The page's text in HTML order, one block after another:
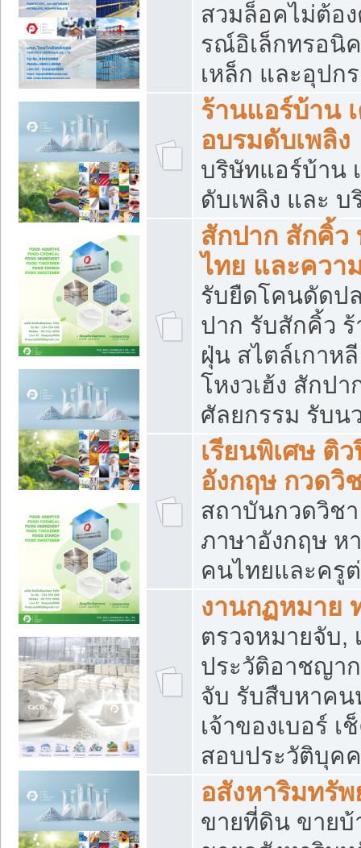
สวมล็อคไม่ต้อ
รณ์อิเล็กทรอนิ
เหล็ก และอุปก
ร้านแอร์บ้าน
อบรมดับเพลิง
บริษัทแอร์บ้าน
ดับเพลิง และ
สักปาก สักคิ้
ไทย และควา
รับยืดโคนดัดป
ปาก รับสักคิ้ว
ฝุ่น สไตล์เกาห
โหงวเฮ้ง สักป
ศัลยกรรม รับน
เรียนพิเศษ ติ
อังกฤษ กวดวิ
สถาบันกวดวิช
ภาษาอังกฤษ ห
คนไทยและครู
งานกฏหมาย
ตรวจหมายจับ,
ประวัติอาชญา
จับ รับสืบหาคน
เจ้าของเบอร์
สอบประวัติบุค
อสังหาริมทรัพ
ขายที่ดิน ขายบ้